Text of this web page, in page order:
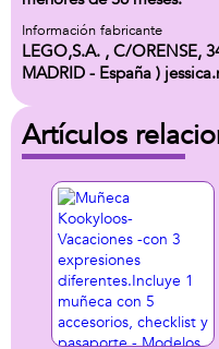
Información fabricante
LEGO,S.A. , C/ORENSE,
MADRID - España )
Artículos